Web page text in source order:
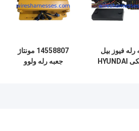
رله فیوز بیل
مکانیکی HYUNDAI
14558807 مونتاژ
جعبه رله ولوو